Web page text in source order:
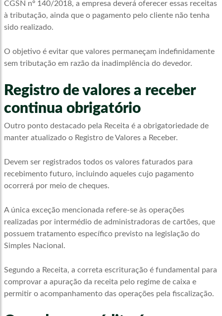
CGSN nº 140/2018, a empresa deverá oferecer essas receitas
à tributação, ainda que o pagamento pelo cliente não tenha
sido realizado.
O objetivo é evitar que valores permaneçam indefinidamente
sem tributação em razão da inadimplência do devedor.
Registro de valores a receber
continua obrigatório
Outro ponto destacado pela Receita é a obrigatoriedade de
manter atualizado o Registro de Valores a Receber.
Devem ser registrados todos os valores faturados para
recebimento futuro, incluindo aqueles cujo pagamento
ocorrerá por meio de cheques.
A única exceção mencionada refere-se às operações
realizadas por intermédio de administradoras de cartões, que
possuem tratamento específico previsto na legislação do
Simples Nacional.
Segundo a Receita, a correta escrituração é fundamental para
comprovar a apuração da receita pelo regime de caixa e
permitir o acompanhamento das operações pela fiscalização.